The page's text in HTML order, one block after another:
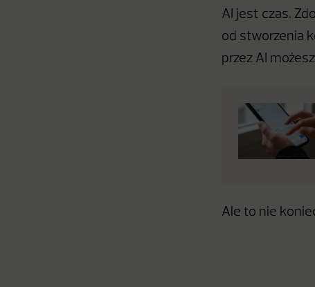
AI jest czas.
od stworzenia
przez AI
Ale to nie